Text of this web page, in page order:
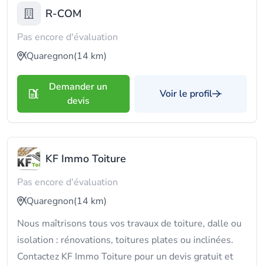
R-COM
Pas encore d'évaluation
Quaregnon(14 km)
Demander un
devis
Voir le profil
KF Immo Toiture
Pas encore d'évaluation
Quaregnon(14 km)
Nous maîtrisons tous vos travaux de toiture, dalle ou
isolation : rénovations, toitures plates ou inclinées.
Contactez KF Immo Toiture pour un devis gratuit et